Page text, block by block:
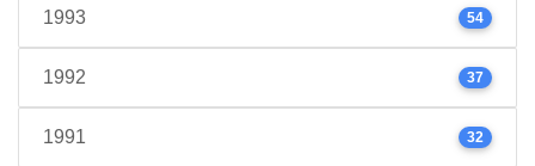
1993 54
1992 37
1991 32